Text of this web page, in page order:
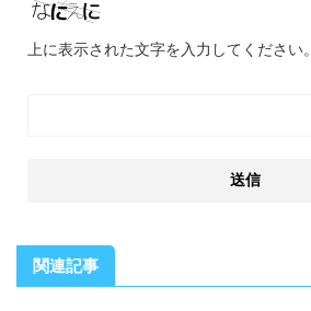
上に表示された文字を入力してください。
関連記事